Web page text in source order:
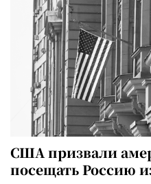
США призвали
посещать Россию